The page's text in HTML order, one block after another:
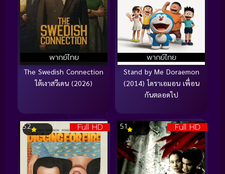
พากย์ไทย
The Swedish Connection
ใต้เงาสวีเดน (2026)
พากย์ไทย
Stand by Me Doraemon
(2014) โดราเอมอน เพื่อน
กันตลอดไป
Full HD
5.2 Full HD
5.1